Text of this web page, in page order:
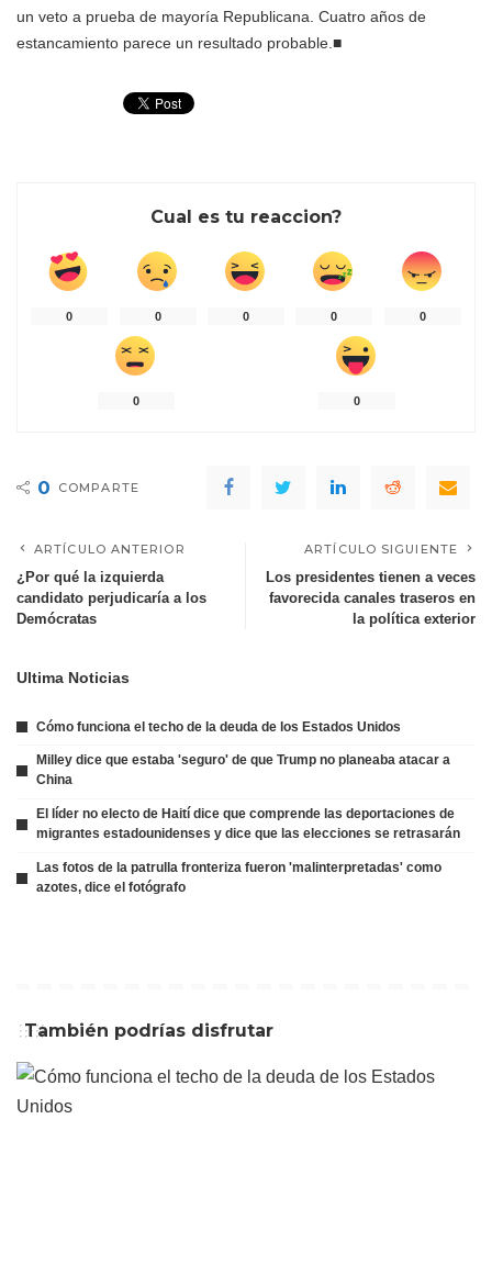
un veto a prueba de mayoría Republicana. Cuatro años de
estancamiento parece un resultado probable. ■
Cual es tu reaccion?
0 0 0 0 0
0 0
0 COMPARTE
ARTÍCULO ANTERIOR
¿Por qué la izquierda
candidato perjudicaría a los
Demócratas
ARTÍCULO SIGUIENTE
Los presidentes tienen a veces
favorecida canales traseros en
la política exterior
Ultima Noticias
Cómo funciona el techo de la deuda de los Estados Unidos
Milley dice que estaba 'seguro' de que Trump no planeaba atacar a
China
El líder no electo de Haití dice que comprende las deportaciones de
migrantes estadounidenses y dice que las elecciones se retrasarán
Las fotos de la patrulla fronteriza fueron 'malinterpretadas' como
azotes, dice el fotógrafo
También podrías disfrutar